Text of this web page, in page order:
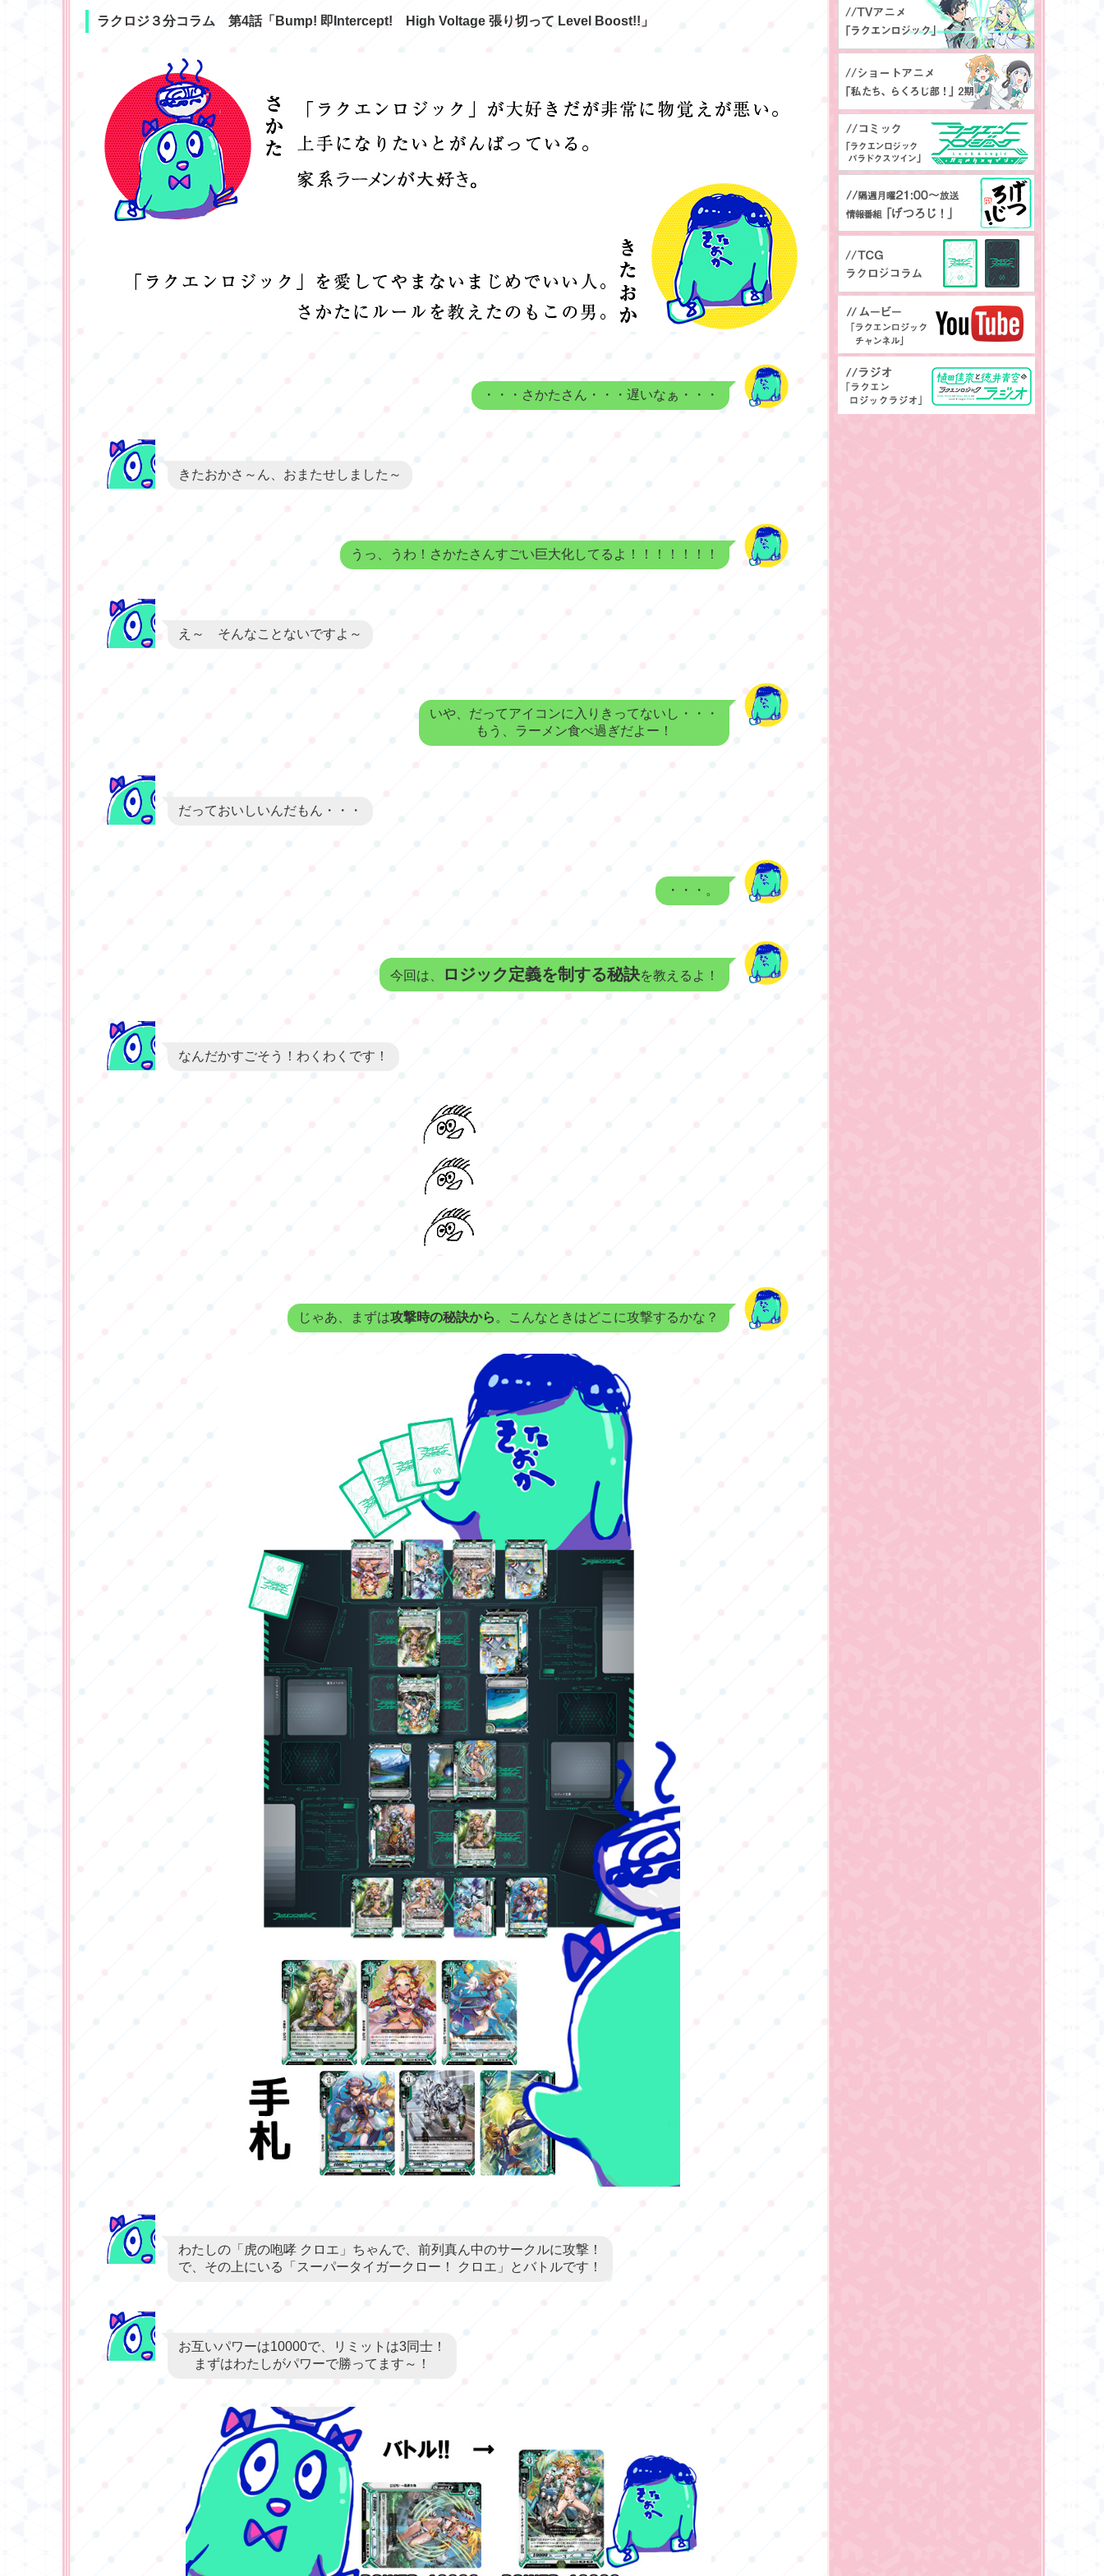
ラクロジ３分コラム 第4話「Bump! 即Intercept! High Voltage 張り切って Level Boost!!」
・・・さかたさん・・・遅いなぁ・・・
きたおかさ～ん、おまたせしました～
うっ、うわ！さかたさんすごい巨大化してるよ！！！！！！！
え～ そんなことないですよ～
いや、だってアイコンに入りきってないし・・・
もう、ラーメン食べ過ぎだよー！
だっておいしいんだもん・・・
・・・。
今回は、 ロジック定義を制する秘訣を教えるよ！
なんだかすごそう！わくわくです！
じゃあ、まずは攻撃時の秘訣から 。こんなときはどこに攻撃するかな？
わたしの「虎の咆哮 クロエ」ちゃんで、前列真ん中のサークルに攻撃！
で、その上にいる「スーパータイガークロー！ クロエ」とバトルです！
お互いパワーは10000で、リミットは3同士！
まずはわたしがパワーで勝ってます～！